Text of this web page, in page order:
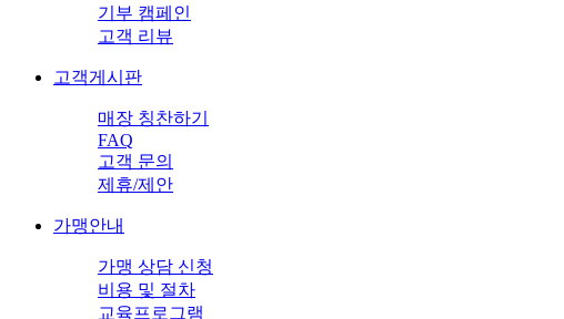
기부 캠페인
고객 리뷰
고객게시판
매장 칭찬하기
FAQ
고객 문의
제휴/제안
가맹안내
가맹 상담 신청
비용 및 절차
교육프로그램